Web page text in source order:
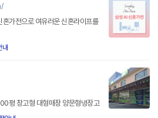
가전으로 여유러운 신혼라이프를
내
평 창고형 대형매장 양문형냉장고